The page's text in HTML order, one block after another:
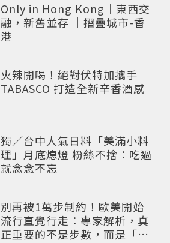
Only in Hong Kong｜東西交
融，新舊並存 ｜摺疊城市-香
港
火辣開喝！絕對伏特加攜手
TABASCO 打造全新辛香酒感
獨／台中人氣日料「美滿小料
理」月底熄燈 粉絲不捨：吃過
就念念不忘
別再被1萬步制約！歐美開始
流行直覺行走：專家解析，真
正重要的不是步數，而是「這